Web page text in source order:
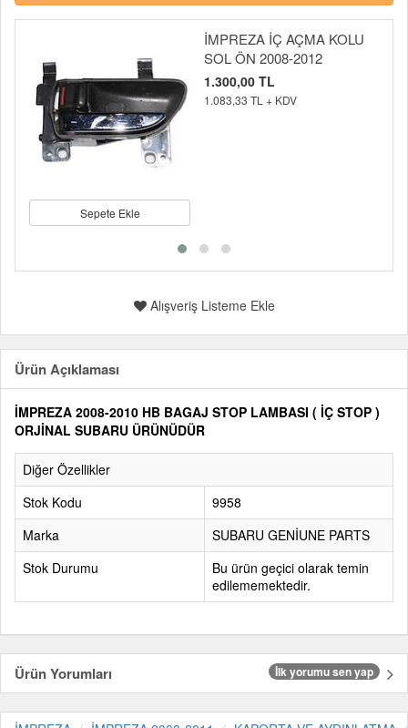
Sepete Ekle
İMPREZA İÇ AÇMA KOLU
SOL ÖN 2008-2012
1.300,00 TL
1.083,33 TL + KDV
Alışveriş Listeme Ekle
Ürün Açıklaması
İMPREZA 2008-2010 HB BAGAJ STOP LAMBASI ( İÇ STOP )
ORJİNAL SUBARU ÜRÜNÜDÜR
Diğer Özellikler
Stok Kodu
9958
Marka
SUBARU GENİUNE PARTS
Stok Durumu
Bu ürün geçici olarak temin
edilememektedir.
Ürün Yorumları İlk yorumu sen yap